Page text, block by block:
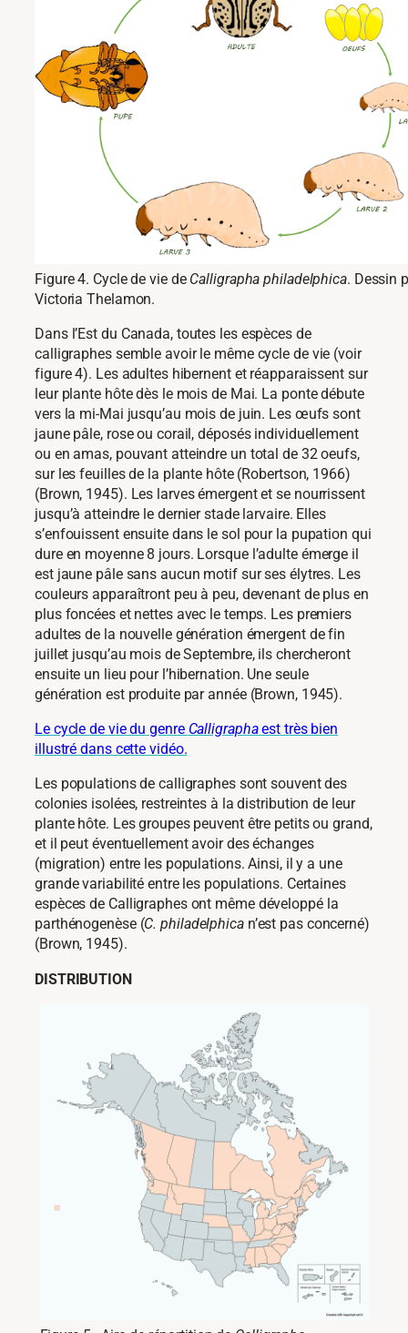
Figure 4. Cycle de vie de Calligrapha philadelphica. Dessin
Victoria Thelamon.
Dans l’Est du Canada, toutes les espèces de
calligraphes semble avoir le même cycle de vie (voir
figure 4). Les adultes hibernent et réapparaissent sur
leur plante hôte dès le mois de Mai. La ponte débute
vers la mi-Mai jusqu’au mois de juin. Les œufs sont
jaune pâle, rose ou corail, déposés individuellement
ou en amas, pouvant atteindre un total de 32 oeufs,
sur les feuilles de la plante hôte (Robertson, 1966)
(Brown, 1945). Les larves émergent et se nourrissent
jusqu’à atteindre le dernier stade larvaire. Elles
s’enfouissent ensuite dans le sol pour la pupation qui
dure en moyenne 8 jours. Lorsque l’adulte émerge il
est jaune pâle sans aucun motif sur ses élytres. Les
couleurs apparaîtront peu à peu, devenant de plus en
plus foncées et nettes avec le temps. Les premiers
adultes de la nouvelle génération émergent de fin
juillet jusqu’au mois de Septembre, ils chercheront
ensuite un lieu pour l’hibernation. Une seule
génération est produite par année (Brown, 1945).
Le cycle de vie du genre Calligraphaest très bien
illustré dans cette vidéo.
Les populations de calligraphes sont souvent des
colonies isolées, restreintes à la distribution de leur
plante hôte. Les groupes peuvent être petits ou grand,
et il peut éventuellement avoir des échanges
(migration) entre les populations. Ainsi, il y a une
grande variabilité entre les populations. Certaines
espèces de Calligraphes ont même développé la
parthénogenèse (C. philadelphican’est pas concerné)
(Brown, 1945).
DISTRIBUTION